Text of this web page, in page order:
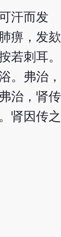
汗而发
痹，发欬
若刺耳。
。弗治，
治，肾传
肾因传之